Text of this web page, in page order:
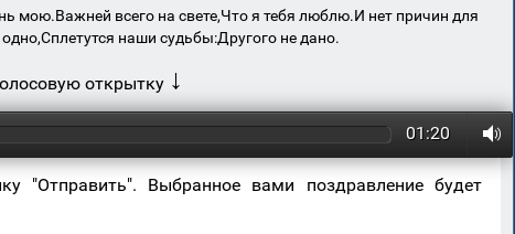
мою.Важней всего на свете,Что я тебя люблю.И нет причин для
наши судьбы:Другого не дано.
открытку ↓
01:20
"Отправить". Выбранное вами поздравление будет